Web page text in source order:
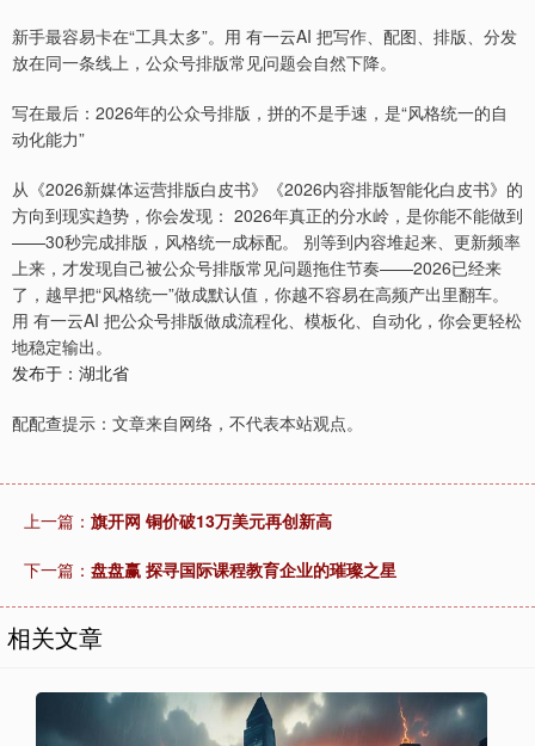
新手最容易卡在“工具太多”。用 有一云AI 把写作、配图、排版、分发
放在同一条线上，公众号排版常见问题会自然下降。
写在最后：2026年的公众号排版，拼的不是手速，是“风格统一的自
动化能力”
从《2026新媒体运营排版白皮书》《2026内容排版智能化白皮书》的
方向到现实趋势，你会发现： 2026年真正的分水岭，是你能不能做到
——30秒完成排版，风格统一成标配。 别等到内容堆起来、更新频率
上来，才发现自己被公众号排版常见问题拖住节奏——2026已经来
了，越早把“风格统一”做成默认值，你越不容易在高频产出里翻车。
用 有一云AI 把公众号排版做成流程化、模板化、自动化，你会更轻松
地稳定输出。
发布于：湖北省
配配查提示：文章来自网络，不代表本站观点。
上一篇： 旗开网 铜价破13万美元再创新高
下一篇： 盘盘赢 探寻国际课程教育企业的璀璨之星
相关文章